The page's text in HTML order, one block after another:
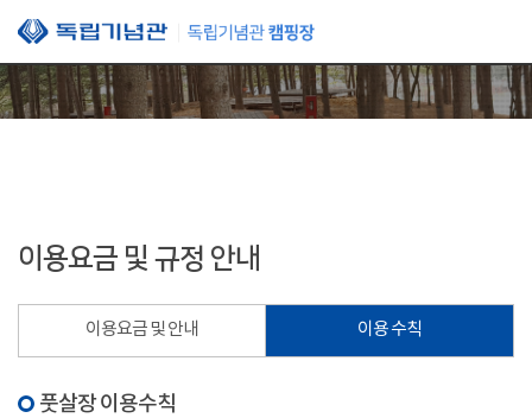
본문 바로가기
이용요금 및 규정 안내
이용요금 및 안내 이용 수칙
풋살장 이용수칙